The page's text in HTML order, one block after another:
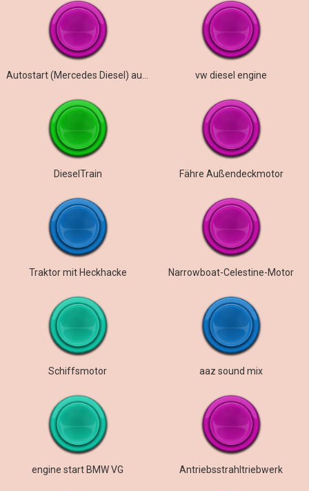
vw diesel engine
DieselTrain Fähre Außendeckmotor
Traktor mit Heckhacke Narrowboat-Celestine-Motor
Schiffsmotor aaz sound mix
engine start BMW VG Antriebsstrahltriebwerk